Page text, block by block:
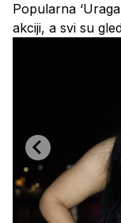
Popularna
akciji, a svi su